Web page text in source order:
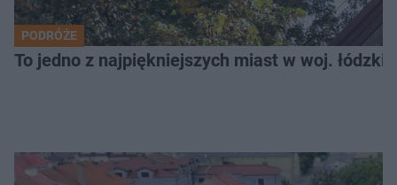
PODRÓŻE
To jedno z najpiękniejszych miast w woj.